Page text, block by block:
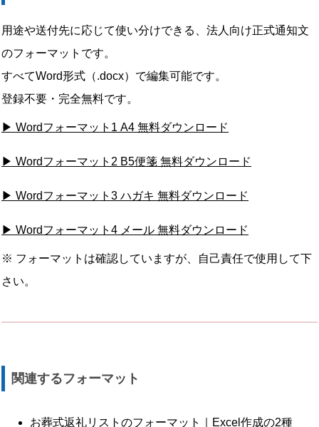
用途や送付先に応じて使い分けできる、法人向け正式通知文
のフォーマットです。
すべてWord形式（.docx）で編集可能です。
登録不要・完全無料です。
▶ Wordフォーマット1 A4 無料ダウンロード
▶ Wordフォーマット2 B5便箋 無料ダウンロード
▶ Wordフォーマット3 ハガキ 無料ダウンロード
▶ Wordフォーマット4 メール 無料ダウンロード
※ フォーマットは確認していますが、自己責任で使用して下
さい。
関連するフォーマット
お葬式返礼リストのフォーマット｜Excel作成の2種